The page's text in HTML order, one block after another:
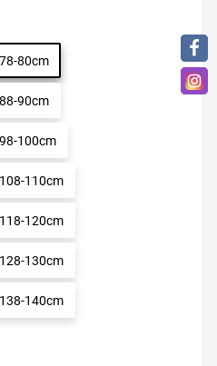
80cm
90cm
100cm
110cm
120cm
130cm
140cm